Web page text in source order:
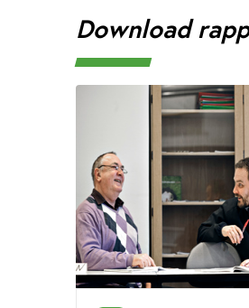
Download